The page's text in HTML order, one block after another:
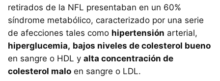
retirados de la NFL presentaban en un 60%
síndrome metabólico, caracterizado por una serie
de afecciones tales como hipertensión arterial,
hiperglucemia, bajos niveles de colesterol bueno
en sangre o HDL y alta concentración de
colesterol malo en sangre o LDL.